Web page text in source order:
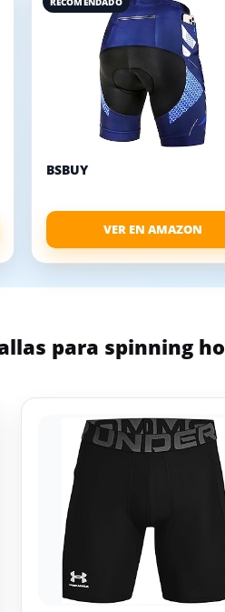
BSBUY
VER EN AMAZON
para spinning